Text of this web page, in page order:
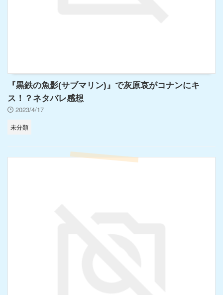
『黒鉄の魚影(サブマリン)』で灰原哀がコナンにキ
ス！？ネタバレ感想
2023/4/17
未分類